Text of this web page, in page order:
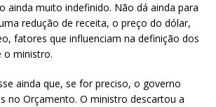
ainda muito indefinido. Não dá ainda para
redução de receita, o preço do dólar,
fatores que influenciam na definição dos
o ministro.
ainda que, se for preciso, o governo
no Orçamento. O ministro descartou a